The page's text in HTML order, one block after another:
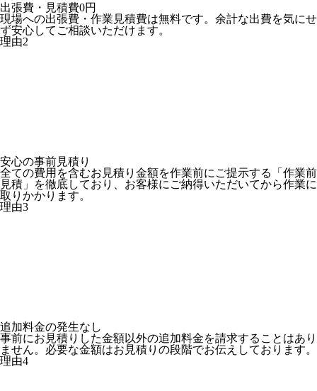
出張費・見積費0円
現場への出張費・作業見積費は無料です。余計な出費を気にせ
ず安心してご相談いただけます。
理由2
安心の事前見積り
全ての費用を含むお見積り金額を作業前にご提示する「作業前
見積」を徹底しており、お客様にご納得いただいてから作業に
取りかかります。
理由3
追加料金の発生なし
事前にお見積りした金額以外の追加料金を請求することはあり
ません。必要な金額はお見積りの段階でお伝えしております。
理由4